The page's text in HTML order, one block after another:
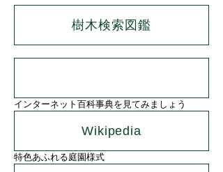
樹木検索図鑑
インターネット百科事典を見てみましょう
Wikipedia
特色あふれる庭園様式